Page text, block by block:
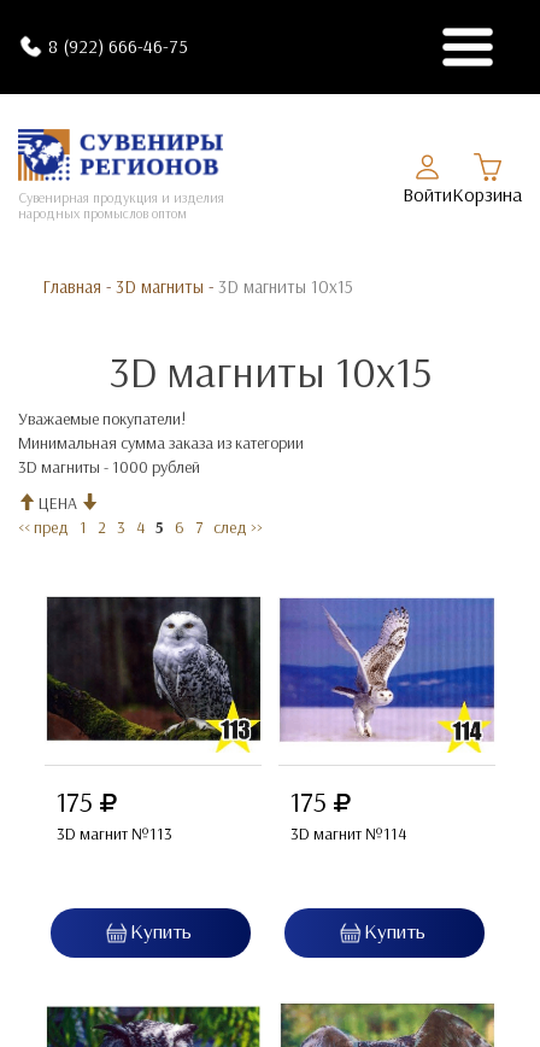
8 (922) 666-46-75
Сувенирная продукция и изделия
народных промыслов оптом
ВойтиКорзина
Главная - 3D магниты - 3D магниты 10х15
3D магниты 10х15
Уважаемые покупатели!
Минимальная сумма заказа из категории
3D магниты - 1000 рублей
ЦЕНА
<< пред
1 2 3 4 5 6 7 след >>
175
3D магнит №113
175
3D магнит №114